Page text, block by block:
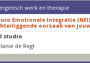
werk en therapie
Emotionele Integratie
oorzaak van
studio
de Regt